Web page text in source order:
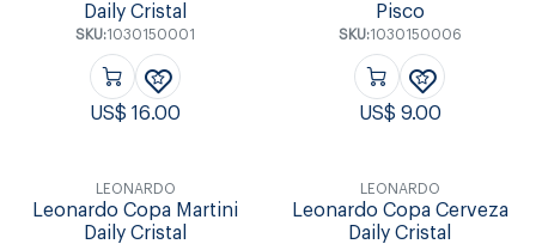
Daily Cristal
SKU:1030150001
US$16.00
Pisco
SKU:1030150006
US$ 9.00
LEONARDO
Leonardo Copa Martini
Daily Cristal
LEONARDO
Leonardo Copa Cerveza
Daily Cristal